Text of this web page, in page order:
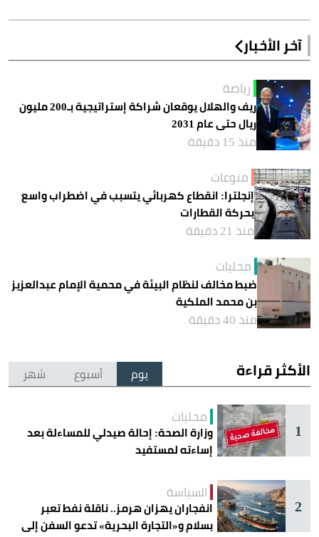
آخر الأخبار
رياضة
ريف والهلال يوقعان شراكة إستراتيجية بـ200 مليون
ريال حتى عام 2031
منذ 15 دقيقة
منوعات
إنجلترا: انقطاع كهربائي يتسبب في اضطراب واسع
بحركة القطارات
منذ 21 دقيقة
محليات
ضبط مخالف لنظام البيئة في محمية الإمام عبدالعزيز
بن محمد الملكية
منذ 40 دقيقة
الأكثر قراءة يوم أسبوع شهر
1
محليات
وزارة الصحة: إحالة صيدلي للمساءلة بعد
إساءته لمستفيد
2
السياسة
انفجاران يهزان هرمز.. ناقلة نفط تعبر
بسلام و«التجارة البحرية» تدعو السفن إلى